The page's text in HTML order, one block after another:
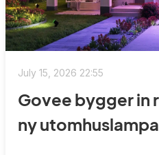
July 15, 2026 22:55
Govee bygger in
ny utomhuslampa